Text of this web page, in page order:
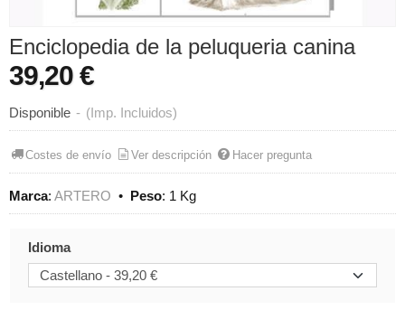
Enciclopedia de la peluqueria canina
39,20 €
Disponible - (Imp. Incluidos)
Costes de envío Ver descripción Hacer pregunta
Marca: ARTERO • Peso: 1 Kg
Idioma